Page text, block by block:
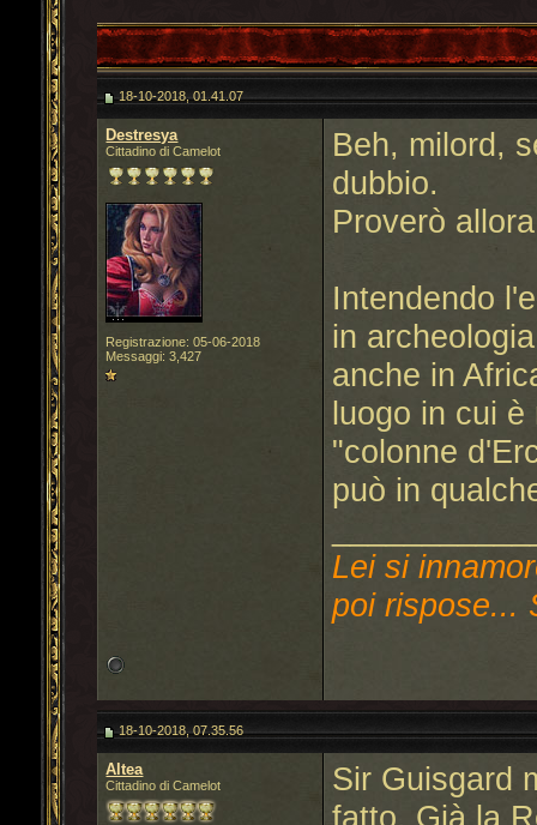
18-10-2018, 01.41.07
Destresya
Cittadino di Camelot
Registrazione: 05-06-2018
Messaggi: 3,427
Beh, milord,
dubbio.
Proverò
Intendendo
in
anche in
luogo in cui è
"colonne
può in
Lei si
poi rispose...
18-10-2018, 07.35.56
Altea
Cittadino di Camelot
Sir Guisgard
fatto. Già la